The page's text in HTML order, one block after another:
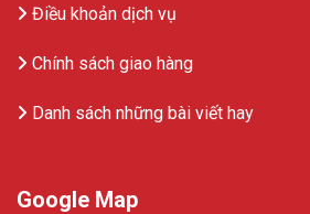
Điều khoản dịch vụ
Chính sách giao hàng
Danh sách những bài viết hay
Google Map